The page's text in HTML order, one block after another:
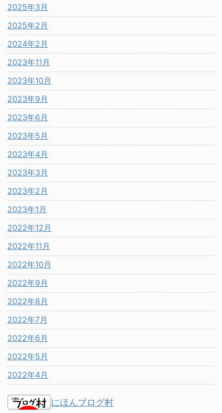
2025年3月
2025年2月
2024年2月
2023年11月
2023年10月
2023年9月
2023年6月
2023年5月
2023年4月
2023年3月
2023年2月
2023年1月
2022年12月
2022年11月
2022年10月
2022年9月
2022年8月
2022年7月
2022年6月
2022年5月
2022年4月
にほんブログ村